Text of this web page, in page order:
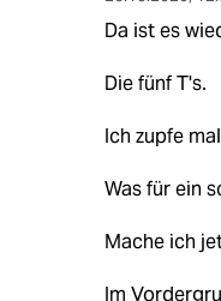
Da ist es
Die fünf T's.
Ich zupfe
Was für ein
Mache ich
Im